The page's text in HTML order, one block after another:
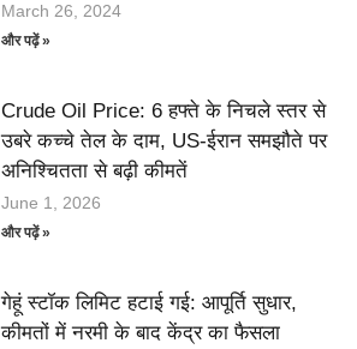
March 26, 2024
और पढ़ें »
Crude Oil Price: 6 हफ्ते के निचले स्तर से
उबरे कच्चे तेल के दाम, US-ईरान समझौते पर
अनिश्चितता से बढ़ी कीमतें
June 1, 2026
और पढ़ें »
गेहूं स्टॉक लिमिट हटाई गई: आपूर्ति सुधार,
कीमतों में नरमी के बाद केंद्र का फैसला